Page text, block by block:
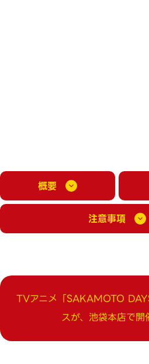
概要
注意事項
TVアニメ「SAKAMOTO
スが、池袋本店で開